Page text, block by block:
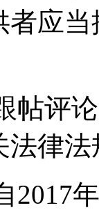
者应
帖评
法律
2017